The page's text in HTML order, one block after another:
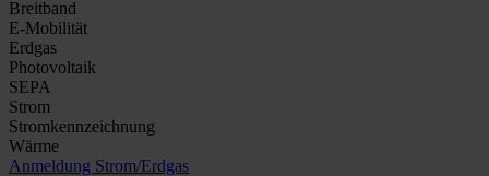
Breitband
E-Mobilität
Erdgas
Photovoltaik
SEPA
Strom
Stromkennzeichnung
Wärme
Anmeldung Strom/Erdgas